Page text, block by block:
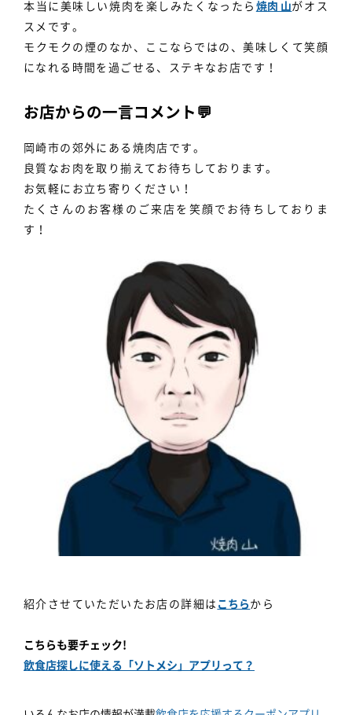
本当に美味しい焼肉を楽しみたくなったら 焼肉 山がオス
スメです。
モクモクの煙のなか、ここならではの、美味しくて笑顔
になれる時間を過ごせる、ステキなお店です！
お店からの一言コメント💬
岡崎市の郊外にある焼肉店です。
良質なお肉を取り揃えてお待ちしております。
お気軽にお立ち寄りください！
たくさんのお客様のご来店を笑顔でお待ちしておりま
す！
紹介させていただいたお店の詳細は こちらから
こちらも要チェック!
飲食店探しに使える「ソトメシ」アプリって？